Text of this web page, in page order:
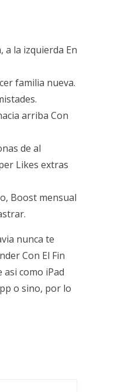
a la izquierda En
familia nueva.
arriba Con
de al
Likes extras
Boost mensual
nunca te
Con El Fin
como iPad
o sino, por lo